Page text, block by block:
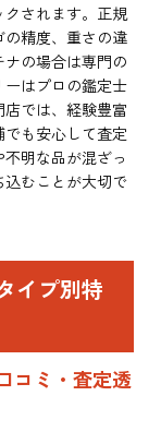
されます。正規
精度、重さの違
の場合は専門の
はプロの鑑定士
では、経験豊富
も安心して査定
明な品が混ざっ
むことが大切で
イプ別特
コミ・査定透